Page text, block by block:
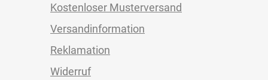
Kostenloser Musterversand
Versandinformation
Reklamation
Widerruf